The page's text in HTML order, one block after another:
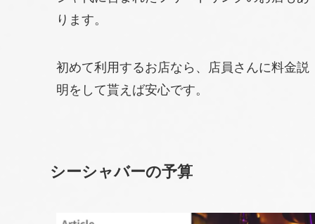
ります。
初めて利用するお店なら、店員さんに料金説
明をして貰えば安心です。
シーシャバーの予算